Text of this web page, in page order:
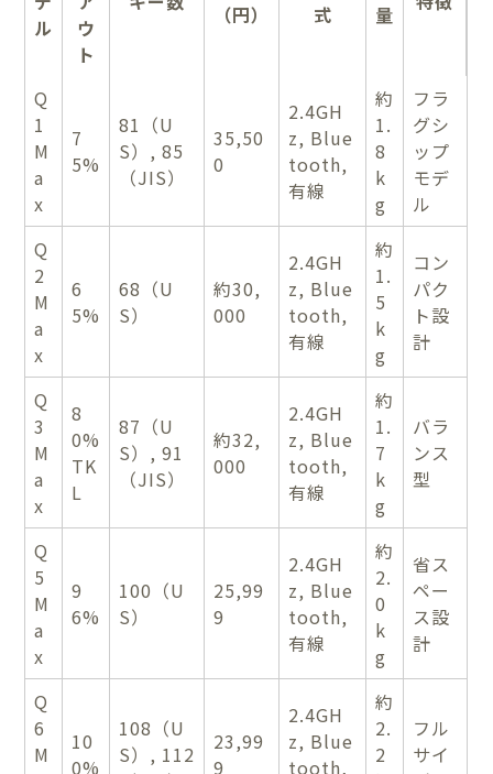
ル
ウ
ト
（円）
式
量
Q
1
M
a
x
7
5%
81（U
S）, 85
（JIS）
35,50
0
2.4GH
z, Blue
tooth,
有線
約
1.
8
k
g
フラ
グシ
ップ
モデ
ル
Q
2
M
a
x
6
5%
68（U
S）
約30,
000
2.4GH
z, Blue
tooth,
有線
約
1.
5
k
g
コン
パク
ト設
計
Q
3
M
a
x
8
0%
TK
L
87（U
S）, 91
（JIS）
約32,
000
2.4GH
z, Blue
tooth,
有線
約
1.
7
k
g
バラ
ンス
型
Q
5
M
a
x
9
6%
100（U
S）
25,99
9
2.4GH
z, Blue
tooth,
有線
約
2.
0
k
g
省ス
ペー
ス設
計
Q
6
M
10
0%
108（U
S）, 112
23,99
9
2.4GH
z, Blue
tooth,
約
2.
2
フル
サイ